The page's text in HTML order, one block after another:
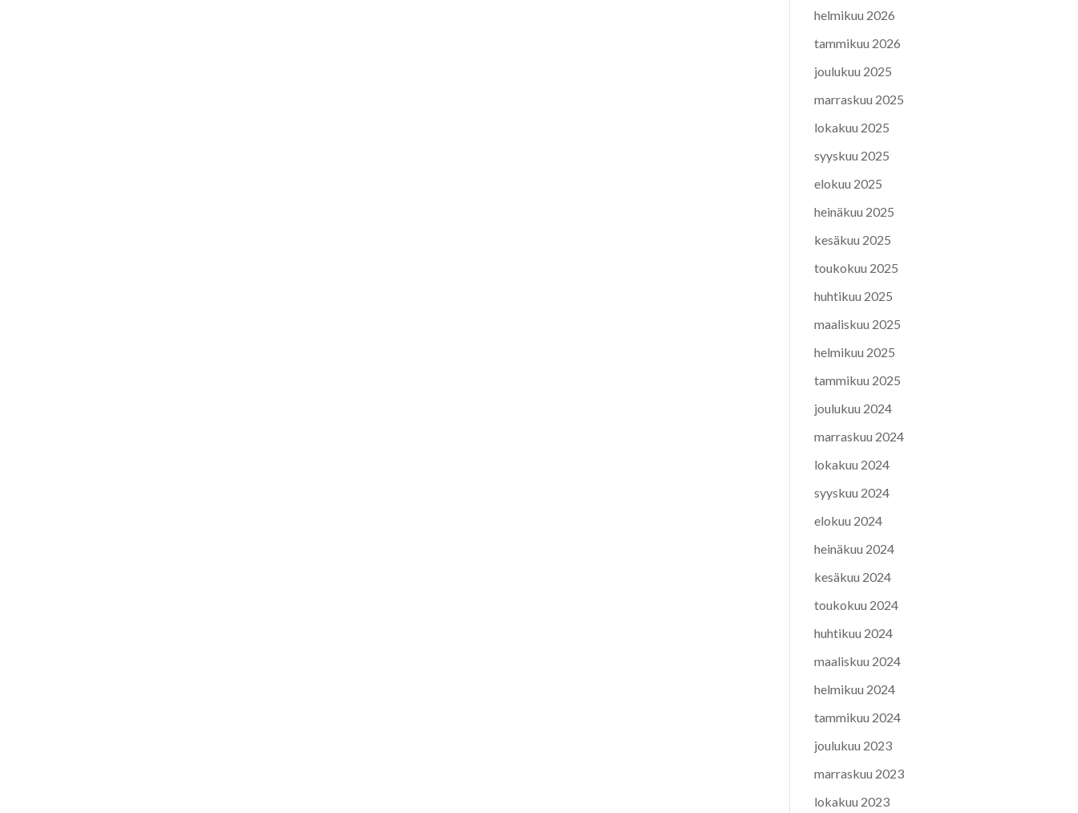
helmikuu 2026
tammikuu 2026
joulukuu 2025
marraskuu 2025
lokakuu 2025
syyskuu 2025
elokuu 2025
heinäkuu 2025
kesäkuu 2025
toukokuu 2025
huhtikuu 2025
maaliskuu 2025
helmikuu 2025
tammikuu 2025
joulukuu 2024
marraskuu 2024
lokakuu 2024
syyskuu 2024
elokuu 2024
heinäkuu 2024
kesäkuu 2024
toukokuu 2024
huhtikuu 2024
maaliskuu 2024
helmikuu 2024
tammikuu 2024
joulukuu 2023
marraskuu 2023
lokakuu 2023